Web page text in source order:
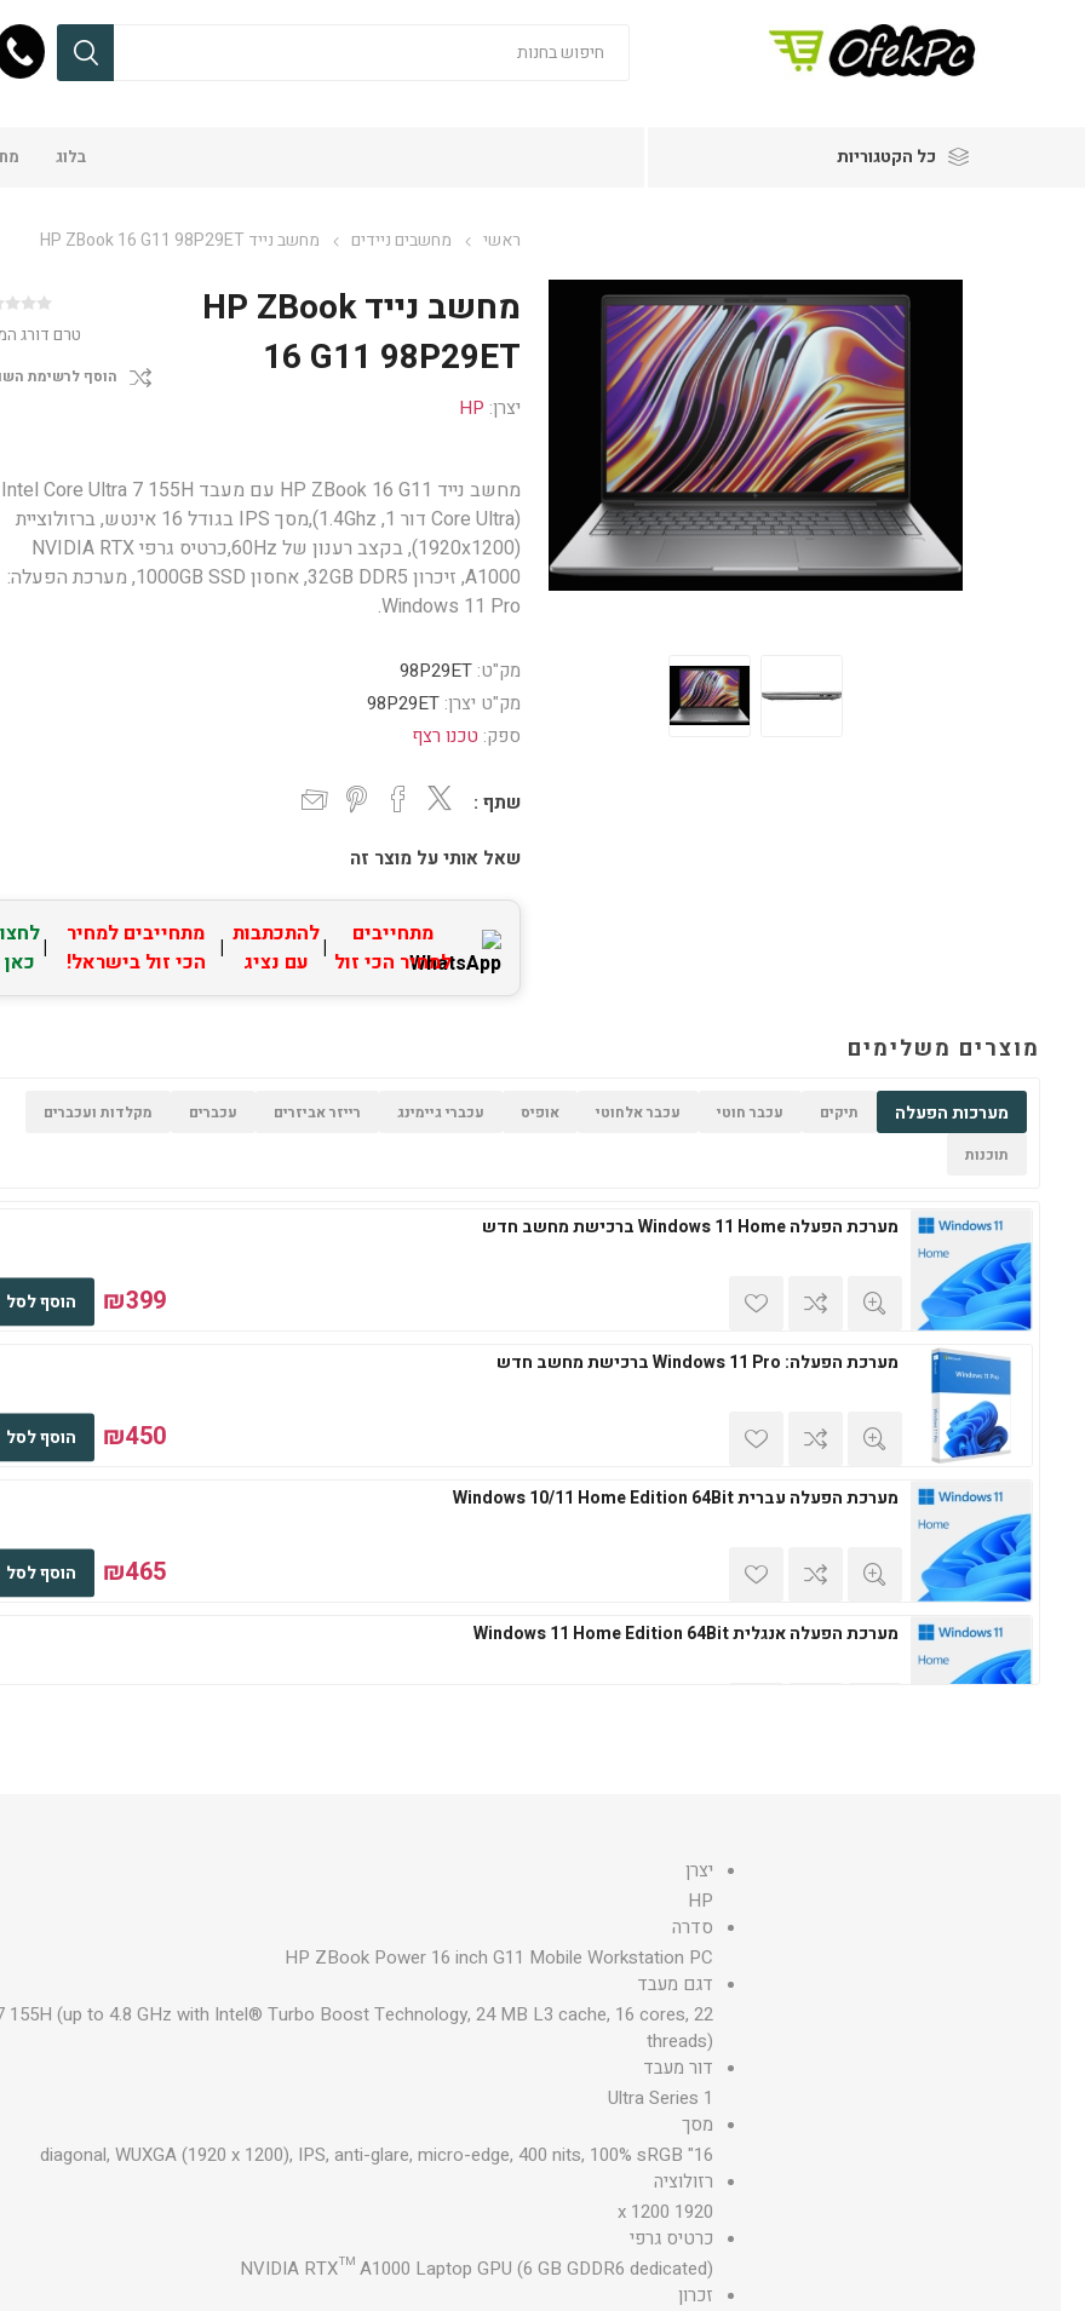
כל הקטגוריות בלוג
ראשי מחשבים ניידים מחשב נייד HP ZBook 16 G11 98P29ET
מחשב נייד HP ZBook
16 G11 98P29ET
יצרן: HP
טרם דורג
הוסף לרשימת
מחשב נייד HP ZBook 16 G11 עם מעבד Intel Core Ultra 7 155H
(Core Ultra דור 1, 1.4Ghz),מסך IPS בגודל 16 אינטש, ברזולוציית
(1920x1200), בקצב רענון של 60Hz,כרטיס גרפי NVIDIA RTX
A1000, זיכרון 32GB DDR5, אחסון 1000GB SSD, מערכת הפעלה:
Windows 11 Pro.
מק"ט: 98P29ET
מק"ט יצרן: 98P29ET
ספק: טכנו רצף
שתף :
שאל אותי על מוצר זה
מתחייבים
למחיר הכי זול |להתכתבות
עם נציג
| מתחייבים למחיר
הכי זול בישראל!
|לחצו
כאן
מוצרים משלימים
מערכות הפעלה תיקים עכבר חוטי עכבר אלחוטי אופיס עכברי גיימינג רייזר אביזרים עכברים
מקלדות ועכברים
תוכנות
מערכת הפעלה Windows 11 Home ברכישת מחשב חדש
₪399 הוסף לסל
מערכת הפעלה: Windows 11 Pro ברכישת מחשב חדש
₪450 הוסף לסל
מערכת הפעלה עברית Windows 10/11 Home Edition 64Bit
₪465 הוסף לסל
מערכת הפעלה אנגלית Windows 11 Home Edition 64Bit
יצרן
HP
סדרה
HP ZBook Power 16 inch G11 Mobile Workstation PC
דגם מעבד
(up to 4.8 GHz with Intel® Turbo Boost Technology, 24 MB L3 cache, 16 cores, 22
threads)
דור מעבד
Ultra Series 1
מסך
16" diagonal, WUXGA (1920 x 1200), IPS, anti-glare, micro-edge, 400 nits, 100% sRGB
רזולוציה
1920 x 1200
כרטיס גרפי
NVIDIA RTX™ A1000 Laptop GPU (6 GB GDDR6 dedicated)
זכרון